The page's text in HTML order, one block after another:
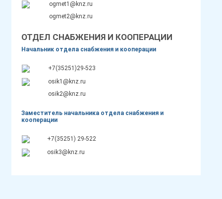
ogmet1@knz.ru
ogmet2@knz.ru
ОТДЕЛ СНАБЖЕНИЯ И КООПЕРАЦИИ
Начальник отдела снабжения и кооперации
+7(35251)29-523
osik1@knz.ru
osik2@knz.ru
Заместитель начальника отдела снабжения и
кооперации
+7(35251) 29-522
osik3@knz.ru